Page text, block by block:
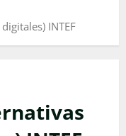
INTEF